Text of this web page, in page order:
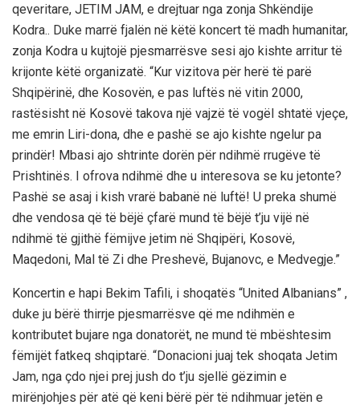
qeveritare, JETIM JAM, e drejtuar nga zonja Shkëndije
Kodra.. Duke marrë fjalën në këtë koncert të madh humanitar,
zonja Kodra u kujtojë pjesmarrësve sesi ajo kishte arritur të
krijonte këtë organizatë. “Kur vizitova për herë të parë
Shqipërinë, dhe Kosovën, e pas luftës në vitin 2000,
rastësisht në Kosovë takova një vajzë të vogël shtatë vjeçe,
me emrin Liri-dona, dhe e pashë se ajo kishte ngelur pa
prindër! Mbasi ajo shtrinte dorën për ndihmë rrugëve të
Prishtinës. I ofrova ndihmë dhe u interesova se ku jetonte?
Pashë se asaj i kish vrarë babanë në luftë! U preka shumë
dhe vendosa që të bëjë çfarë mund të bëjë t’ju vijë në
ndihmë të gjithë fëmijve jetim në Shqipëri, Kosovë,
Maqedoni, Mal të Zi dhe Preshevë, Bujanovc, e Medvegje.”
Koncertin e hapi Bekim Tafili, i shoqatës “United Albanians” ,
duke ju bërë thirrje pjesmarrësve që me ndihmën e
kontributet bujare nga donatorët, ne mund të mbështesim
fëmijët fatkeq shqiptarë. “Donacioni juaj tek shoqata Jetim
Jam, nga çdo njei prej jush do t’ju sjellë gëzimin e
mirënjohjes për atë që keni bërë për të ndihmuar jetën e